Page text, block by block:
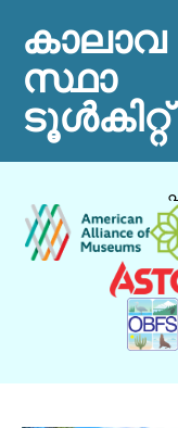
കാലാവ
സ്ഥാ
ടൂൾകിറ്റ്